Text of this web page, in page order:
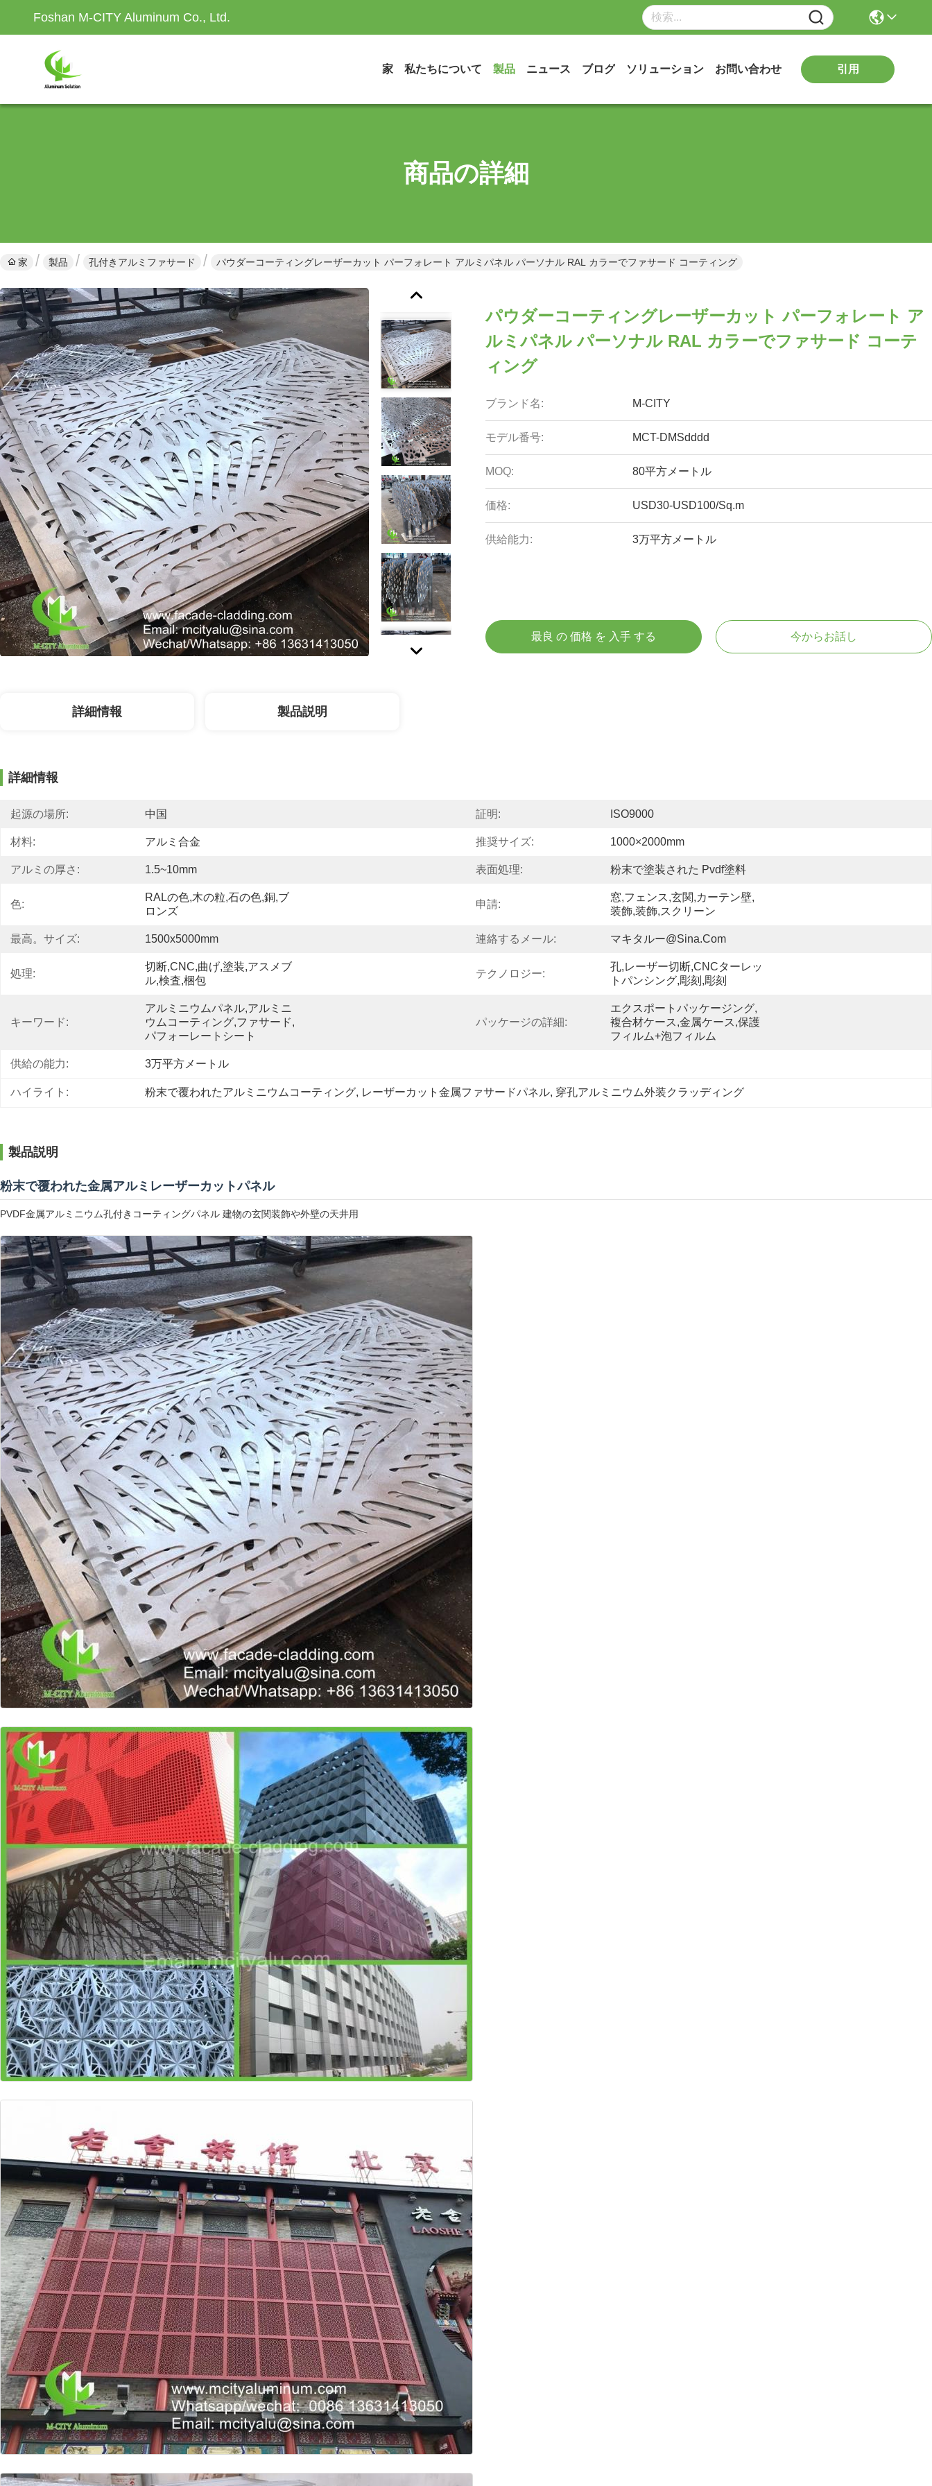
Foshan M-CITY Aluminum Co., Ltd.
家 私たちについて 製品 ニュース ブログ ソリューション お問い合わせ 引用
商品の詳細
家 製品 孔付きアルミファサード パウダーコーティングレーザーカット パーフォレート アルミパネル パーソナル RAL カラーでファサード コーティング
パウダーコーティングレーザーカット パーフォレート ア
ルミパネル パーソナル RAL カラーでファサード コーテ
ィング
ブランド名: M-CITY
モデル番号: MCT-DMSdddd
MOQ: 80平方メートル
価格: USD30-USD100/Sq.m
供給能力: 3万平方メートル
最良 の 価格 を 入手 する 今からお話し
詳細情報 製品説明
詳細情報
起源の場所: 中国 証明: ISO9000
材料: アルミ合金 推奨サイズ: 1000×2000mm
アルミの厚さ: 1.5~10mm 表面処理: 粉末で塗装された Pvdf塗料
色:
RALの色,木の粒,石の色,銅,ブ
ロンズ
申請:
窓,フェンス,玄関,カーテン壁,
装飾,装飾,スクリーン
最高。サイズ: 1500x5000mm 連絡するメール: マキタルー@sina.com
処理:
切断,CNC,曲げ,塗装,アスメブ
ル,検査,梱包
テクノロジー:
孔,レーザー切断,CNCターレッ
トパンシング,彫刻,彫刻
キーワード:
アルミニウムパネル,アルミニ
ウムコーティング,ファサード,
パフォーレートシート
パッケージの詳細:
エクスポートパッケージング,
複合材ケース,金属ケース,保護
フィルム+泡フィルム
供給の能力: 3万平方メートル
ハイライト: 粉末で覆われたアルミニウムコーティング, レーザーカット金属ファサードパネル, 穿孔アルミニウム外装クラッディング
製品説明
粉末で覆われた金属アルミレーザーカットパネル
PVDF金属アルミニウム孔付きコーティングパネル 建物の玄関装飾や外壁の天井用